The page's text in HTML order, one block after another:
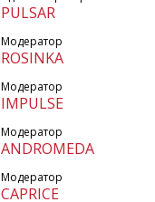
PULSAR
Модератор
ROSINKA
Модератор
IMPULSE
Модератор
ANDROMEDA
Модератор
CAPRICE